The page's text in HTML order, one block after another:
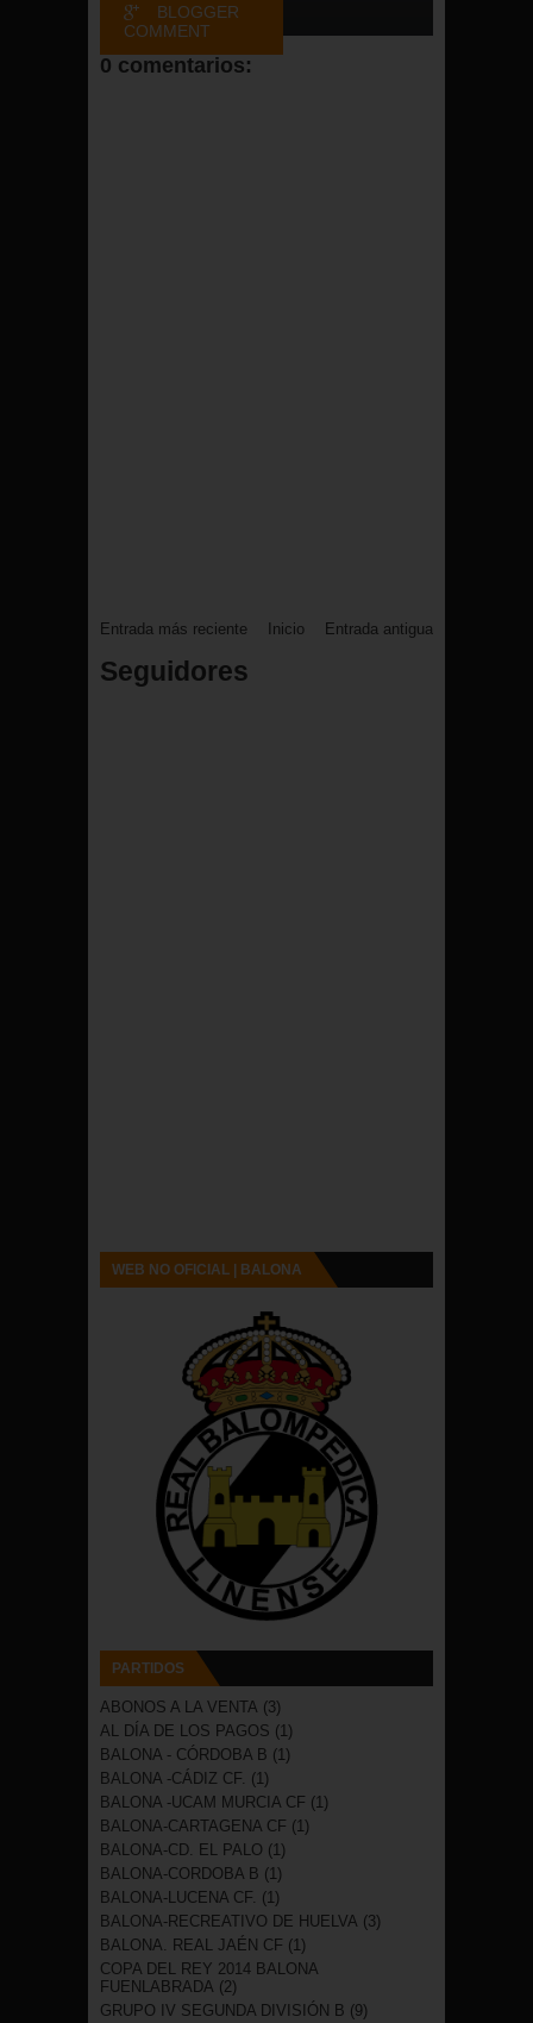
BLOGGER
COMMENT
FACEBOOK
0 comentarios:
Entrada más reciente Entrada antigua
Inicio
Seguidores
WEB NO OFICIAL | BALONA
PARTIDOS
ABONOS A LA VENTA (3)
AL DÍA DE LOS PAGOS (1)
BALONA - CÓRDOBA B (1)
BALONA -CÁDIZ CF. (1)
BALONA -UCAM MURCIA CF (1)
BALONA-CARTAGENA CF (1)
BALONA-CD. EL PALO (1)
BALONA-CORDOBA B (1)
BALONA-LUCENA CF. (1)
BALONA-RECREATIVO DE HUELVA (3)
BALONA. REAL JAÉN CF (1)
COPA DEL REY 2014 BALONA
FUENLABRADA (2)
GRUPO IV SEGUNDA DIVISIÓN B (9)